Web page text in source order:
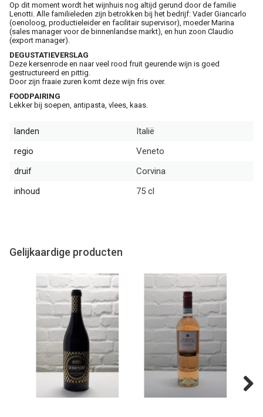
Op dit moment wordt het wijnhuis nog altijd gerund door de familie
Lenotti. Alle familieleden zijn betrokken bij het bedrijf: Vader Giancarlo
(oenoloog, productieleider en facilitair supervisor), moeder Marina
(sales manager voor de binnenlandse markt), en hun zoon Claudio
(export manager).
DEGUSTATIEVERSLAG
Deze kersenrode en naar veel rood fruit geurende wijn is goed
gestructureerd en pittig.
Door zijn fraaie zuren komt deze wijn fris over.
FOODPAIRING
Lekker bij soepen, antipasta, vlees, kaas.
landen
Italië
regio
Veneto
druif
Corvina
inhoud
75 cl
Gelijkaardige producten